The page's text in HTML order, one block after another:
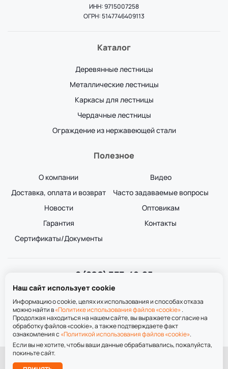
ИНН: 9715007258
ОГРН: 5147746409113
Каталог
Деревянные лестницы
Металлические лестницы
Каркасы для лестницы
Чердачные лестницы
Ограждение из нержавеющей стали
Полезное
О компании
Доставка, оплата и возврат
Новости
Гарантия
Сертификаты/Документы
Видео
Часто задаваемые вопросы
Оптовикам
Контакты
8 (800) 333-49-25
Звонок бесплатный
пн-пт 8:00-20:00
сб-вс 9:00-20:00
При использовании материалов сайта ссылка на сайт обязательна.
Наш сайт использует cookie
Информацию о cookie, целях их использования и способах отказа
можно найти в«Политике использования файлов «cookie».
Продолжая находиться на нашем сайте, вы выражаете согласие на
обработку файлов «cookie», а также подтверждаете факт
ознакомления с «Политикой использования файлов «cookie».
Если вы не хотите, чтобы ваши данные обрабатывались, пожалуйста,
покиньте сайт.
Подобрать